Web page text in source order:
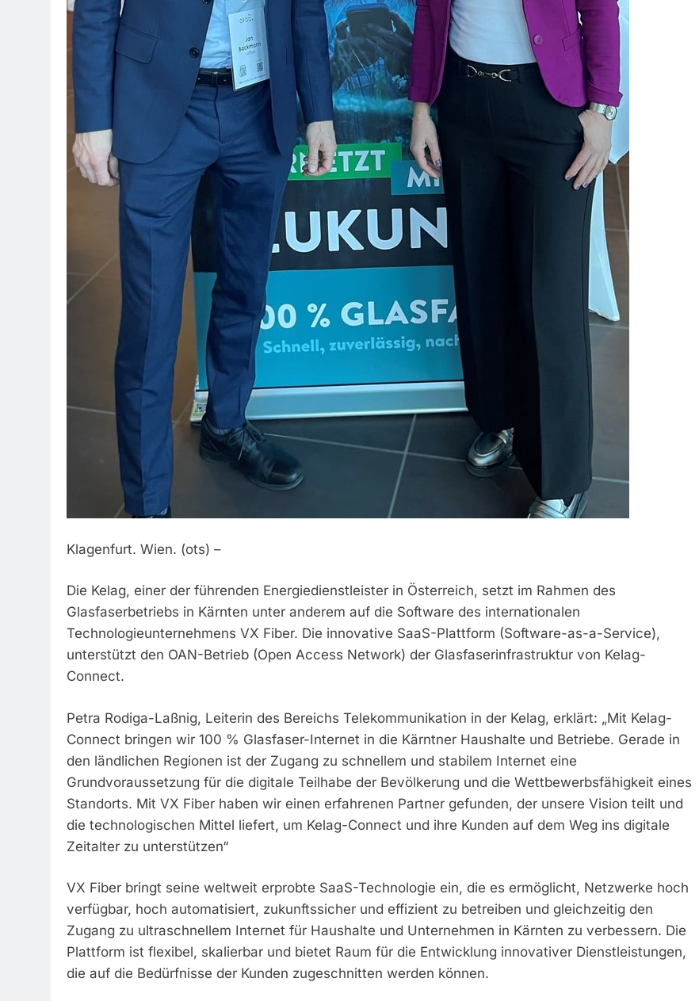
Klagenfurt. Wien. (ots) –
Die Kelag, einer der führenden Energiedienstleister in Österreich, setzt im Rahmen des
Glasfaserbetriebs in Kärnten unter anderem auf die Software des internationalen
Technologieunternehmens VX Fiber. Die innovative SaaS-Plattform (Software-as-a-Service),
unterstützt den OAN-Betrieb (Open Access Network) der Glasfaserinfrastruktur von Kelag-
Connect.
Petra Rodiga-Laßnig, Leiterin des Bereichs Telekommunikation in der Kelag, erklärt: „Mit Kelag-
Connect bringen wir 100 % Glasfaser-Internet in die Kärntner Haushalte und Betriebe. Gerade in
den ländlichen Regionen ist der Zugang zu schnellem und stabilem Internet eine
Grundvoraussetzung für die digitale Teilhabe der Bevölkerung und die Wettbewerbsfähigkeit eines
Standorts. Mit VX Fiber haben wir einen erfahrenen Partner gefunden, der unsere Vision teilt und
die technologischen Mittel liefert, um Kelag-Connect und ihre Kunden auf dem Weg ins digitale
Zeitalter zu unterstützen“
VX Fiber bringt seine weltweit erprobte SaaS-Technologie ein, die es ermöglicht, Netzwerke hoch
verfügbar, hoch automatisiert, zukunftssicher und effizient zu betreiben und gleichzeitig den
Zugang zu ultraschnellem Internet für Haushalte und Unternehmen in Kärnten zu verbessern. Die
Plattform ist flexibel, skalierbar und bietet Raum für die Entwicklung innovativer Dienstleistungen,
die auf die Bedürfnisse der Kunden zugeschnitten werden können.